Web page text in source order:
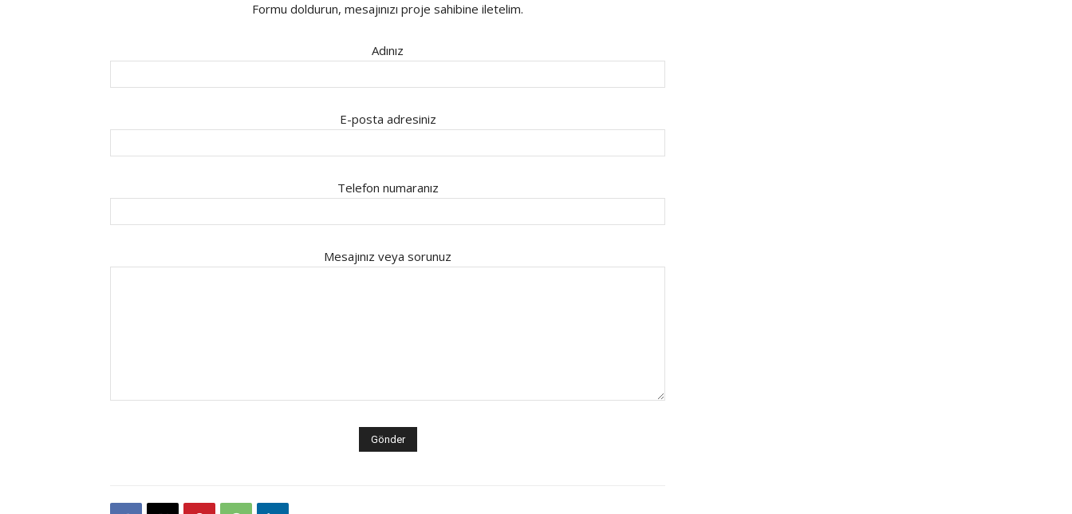
Formu doldurun, mesajınızı proje sahibine iletelim.
Adınız
E-posta adresiniz
Telefon numaranız
Mesajınız veya sorunuz